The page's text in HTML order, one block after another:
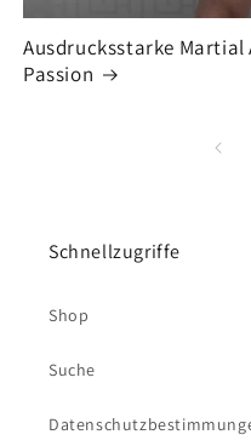
Ausdrucksstarke Martial
Passion
Schnellzugriffe
Shop
Suche